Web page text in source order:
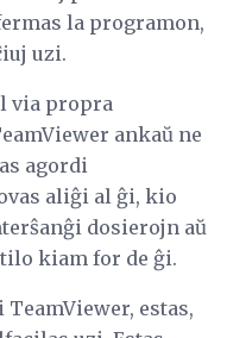
la programon,
uzi.
via propra
ankaŭ ne
agordi
aliĝi al ĝi, kio
dosierojn aŭ
kiam for de ĝi.
estas,